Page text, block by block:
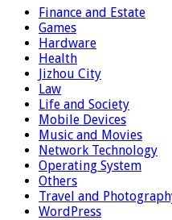
Finance and Estate
Games
Hardware
Health
Jizhou City
Law
Life and Society
Mobile Devices
Music and Movies
Network Technology
Operating System
Others
Travel and
WordPress